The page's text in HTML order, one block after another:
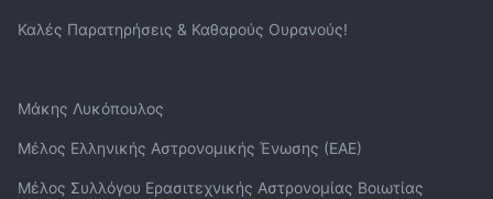
Καλές Παρατηρήσεις & Καθαρούς Ουρανούς!
Μάκης Λυκόπουλος
Μέλος Ελληνικής Αστρονομικής Ένωσης (ΕΑΕ)
Μέλος Συλλόγου Ερασιτεχνικής Αστρονομίας Βοιωτίας